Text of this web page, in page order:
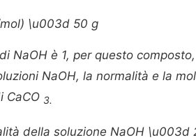
\u003d 50 g
NaOH è 1, per questo
NaOH, la normalità e la
CaCO 3.
della soluzione NaOH \u003d